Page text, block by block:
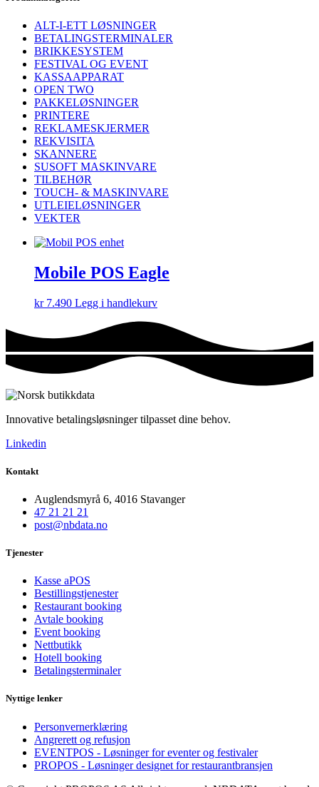
ALT-I-ETT LØSNINGER
BETALINGSTERMINALER
BRIKKESYSTEM
FESTIVAL OG EVENT
KASSAAPPARAT
OPEN TWO
PAKKELØSNINGER
PRINTERE
REKLAMESKJERMER
REKVISITA
SKANNERE
SUSOFT MASKINVARE
TILBEHØR
TOUCH- & MASKINVARE
UTLEIELØSNINGER
VEKTER
Mobile POS Eagle
kr7.490 Legg i handlekurv
Innovative betalingsløsninger tilpasset dine behov.
Linkedin
Kontakt
Auglendsmyrå 6, 4016 Stavanger
47 21 21 21
post@nbdata.no
Tjenester
Kasse aPOS
Bestillingstjenester
Restaurant booking
Avtale booking
Event booking
Nettbutikk
Hotell booking
Betalingsterminaler
Nyttige lenker
Personvernerklæring
Angrerett og refusjon
EVENTPOS - Løsninger for eventer og festivaler
PROPOS - Løsninger designet for restaurantbransjen